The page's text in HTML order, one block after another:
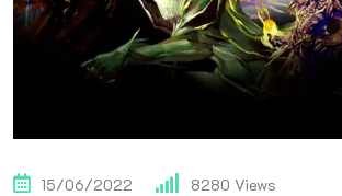
15/06/2022 8280 Views